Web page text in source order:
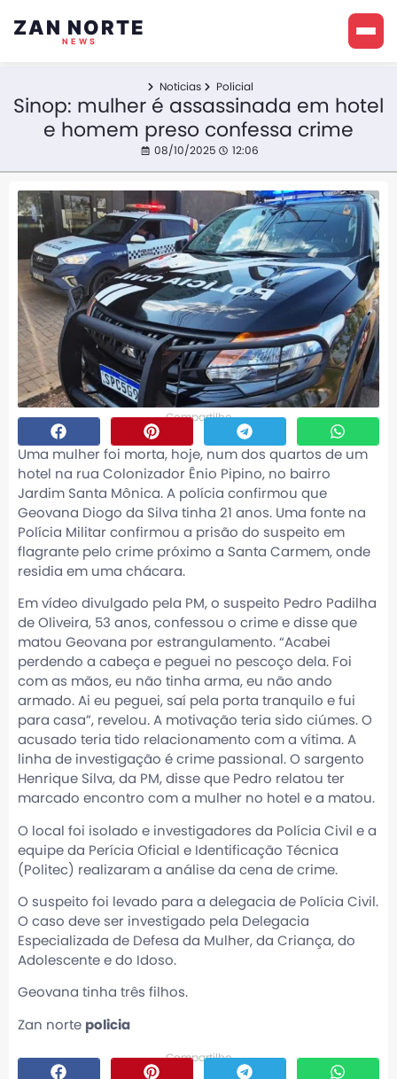
ZAN NORTE
NEWS
Noticias Policial
Sinop: mulher é assassinada em hotel
e homem preso confessa crime
08/10/2025 12:06
Compartilhe
Uma mulher foi morta, hoje, num dos quartos de um
hotel na rua Colonizador Ênio Pipino, no bairro
Jardim Santa Mônica. A polícia confirmou que
Geovana Diogo da Silva tinha 21 anos. Uma fonte na
Polícia Militar confirmou a prisão do suspeito em
flagrante pelo crime próximo a Santa Carmem, onde
residia em uma chácara.
Em vídeo divulgado pela PM, o suspeito Pedro Padilha
de Oliveira, 53 anos, confessou o crime e disse que
matou Geovana por estrangulamento. “Acabei
perdendo a cabeça e peguei no pescoço dela. Foi
com as mãos, eu não tinha arma, eu não ando
armado. Ai eu peguei, saí pela porta tranquilo e fui
para casa”, revelou. A motivação teria sido ciúmes. O
acusado teria tido relacionamento com a vítima. A
linha de investigação é crime passional. O sargento
Henrique Silva, da PM, disse que Pedro relatou ter
marcado encontro com a mulher no hotel e a matou.
O local foi isolado e investigadores da Polícia Civil e a
equipe da Perícia Oficial e Identificação Técnica
(Politec) realizaram a análise da cena de crime.
O suspeito foi levado para a delegacia de Polícia Civil.
O caso deve ser investigado pela Delegacia
Especializada de Defesa da Mulher, da Criança, do
Adolescente e do Idoso.
Geovana tinha três filhos.
Zan norte policia
Compartilhe